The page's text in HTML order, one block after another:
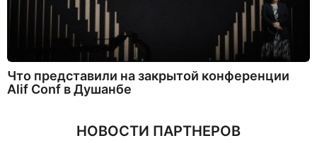
Что представили на закрытой конференции
Alif Conf в Душанбе
НОВОСТИ ПАРТНЕРОВ